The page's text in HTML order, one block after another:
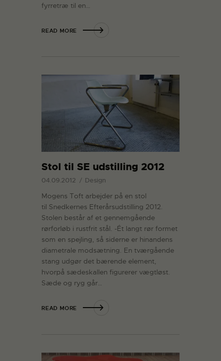
fyrretræ til en…
READ MORE
Stol til SE udstilling 2012
04.09.2012 Design
Mogens Toft arbejder på en stol
til Snedkernes Efterårsudstilling 2012.
Stolen består af et gennemgående
rørforløb i rustfrit stål. -Ét langt rør formet
som en spejling, så siderne er hinandens
diametrale modsætning. En tværgående
stang udgør det bærende element,
hvorpå sædeskallen figurerer vægtløst.
Sæde og ryg går…
READ MORE